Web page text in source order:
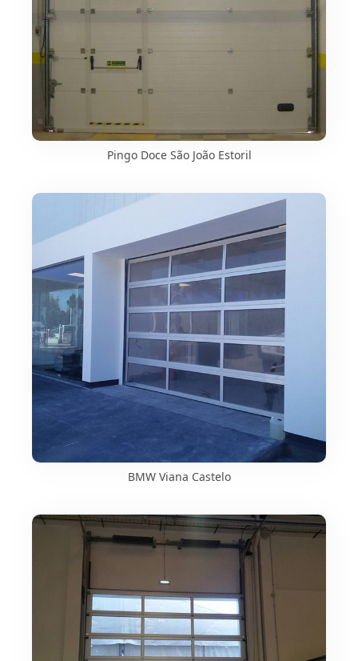
Pingo Doce São João Estoril
BMW Viana Castelo